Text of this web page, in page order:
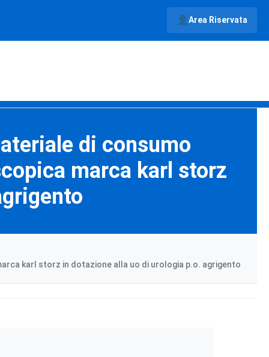
Area Riservata
di consumo
marca karl storz
karl storz in dotazione alla uo di urologia p.o. agrigento